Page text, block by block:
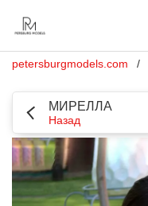
petersburgmodels.com
МИРЕЛЛА
Назад